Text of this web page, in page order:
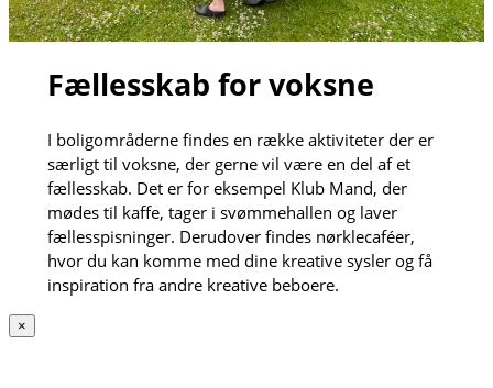
Fællesskab for voksne
I boligområderne findes en række aktiviteter der er
særligt til voksne, der gerne vil være en del af et
fællesskab. Det er for eksempel Klub Mand, der
mødes til kaffe, tager i svømmehallen og laver
fællesspisninger. Derudover findes nørklecaféer,
hvor du kan komme med dine kreative sysler og få
inspiration fra andre kreative beboere.
×